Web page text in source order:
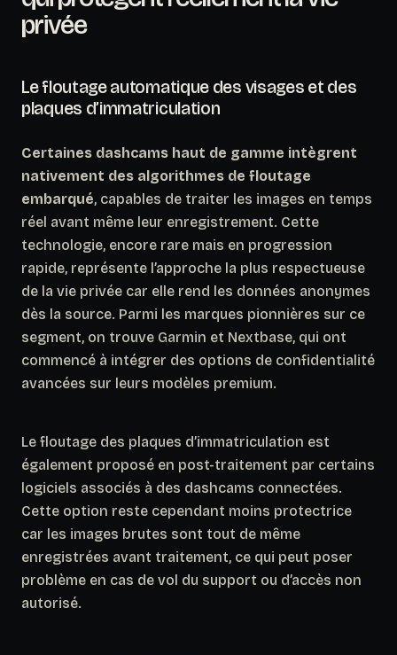
privée
Le floutage automatique des visages et des
plaques d’immatriculation
Certaines dashcams haut de gamme intègrent
nativement des algorithmes de floutage
embarqué, capables de traiter les images en temps
réel avant même leur enregistrement. Cette
technologie, encore rare mais en progression
rapide, représente l’approche la plus respectueuse
de la vie privée car elle rend les données anonymes
dès la source. Parmi les marques pionnières sur ce
segment, on trouve Garmin et Nextbase, qui ont
commencé à intégrer des options de confidentialité
avancées sur leurs modèles premium.
Le floutage des plaques d’immatriculation est
également proposé en post-traitement par certains
logiciels associés à des dashcams connectées.
Cette option reste cependant moins protectrice
car les images brutes sont tout de même
enregistrées avant traitement, ce qui peut poser
problème en cas de vol du support ou d’accès non
autorisé.